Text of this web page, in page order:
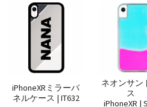
iPhoneXRミラーパ
ネルケース | IT632
ネオンサン
ス
iPhoneXR |